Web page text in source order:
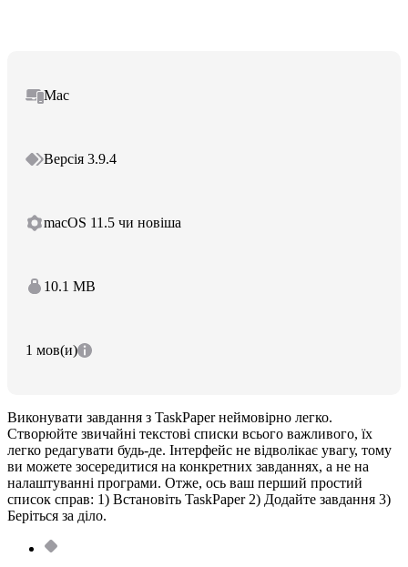
Mac
Версія 3.9.4
macOS 11.5 чи новіша
10.1 MB
1 мов(и)
Виконувати завдання з TaskPaper неймовірно легко.
Створюйте звичайні текстові списки всього важливого, їх
легко редагувати будь-де. Інтерфейс не відволікає увагу, тому
ви можете зосередитися на конкретних завданнях, а не на
налаштуванні програми. Отже, ось ваш перший простий
список справ: 1) Встановіть TaskPaper 2) Додайте завдання 3)
Беріться за діло.